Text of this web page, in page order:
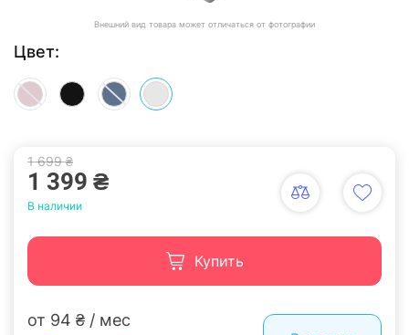
Внешний вид товара может отличаться от фотографии
Цвет:
1 699 ₴
1 399 ₴
В наличии
Купить
от 94 ₴ / мес